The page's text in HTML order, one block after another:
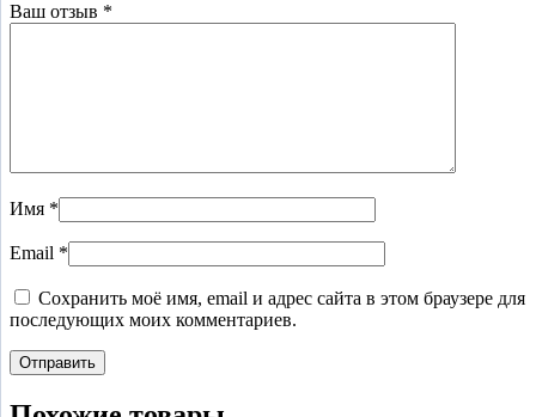
Ваш отзыв *
Имя *
Email *
Сохранить моё имя, email и адрес сайта в этом браузере для
последующих моих комментариев.